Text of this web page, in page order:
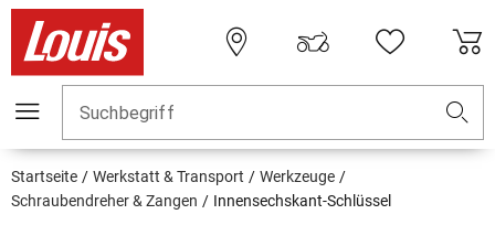
Suchbegriff
Startseite Werkstatt & Transport
Werkzeuge
Schraubendreher & Zangen
Innensechskant-Schlüssel